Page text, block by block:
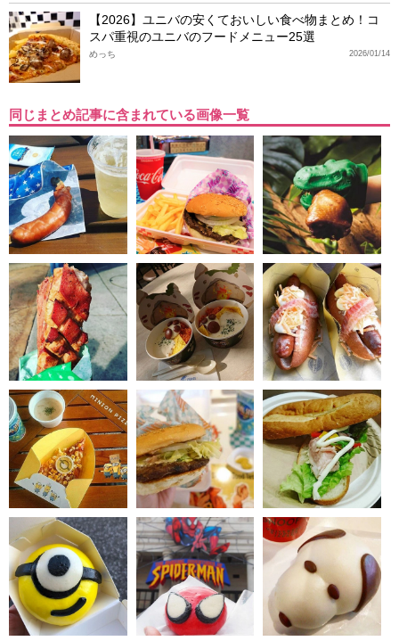
【2026】ユニバの安くておいしい食べ物まとめ！コ
スパ重視のユニバのフードメニュー25選
2026/01/14
めっち
同じまとめ記事に含まれている画像一覧